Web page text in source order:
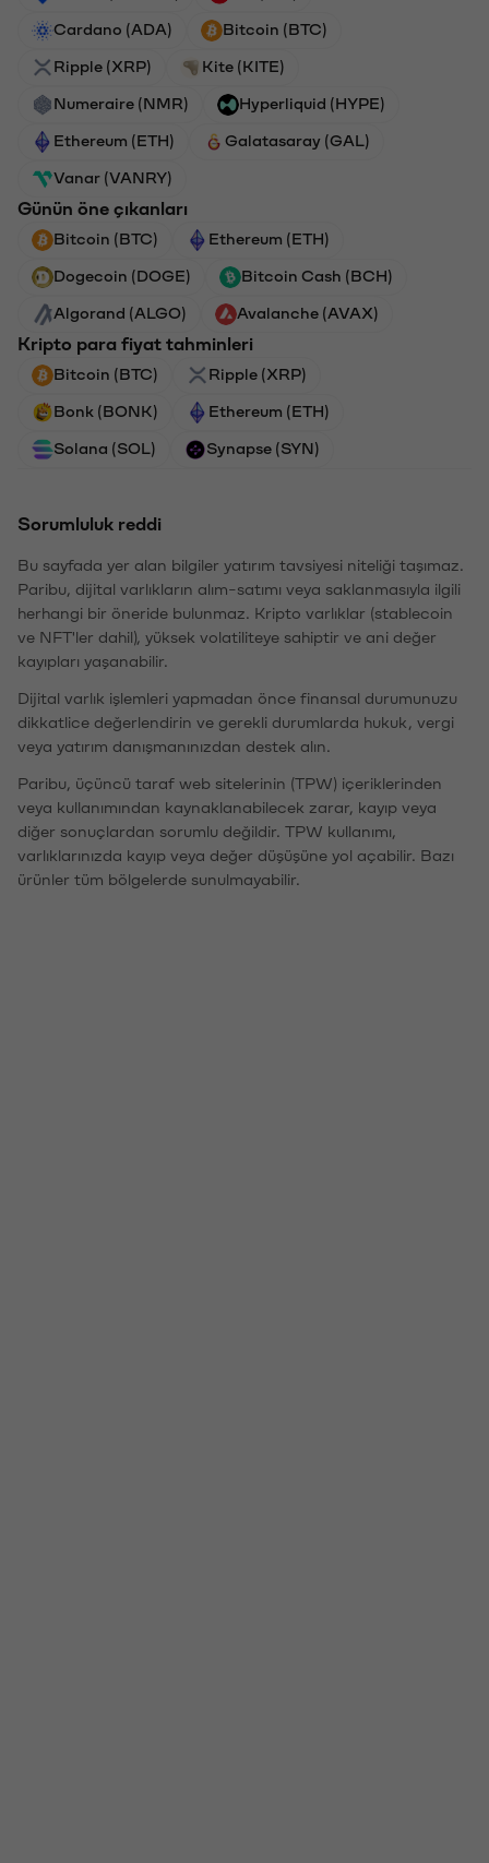
Cardano (ADA) Bitcoin (BTC)
Ripple (XRP) Kite (KITE)
Numeraire (NMR) Hyperliquid (HYPE)
Ethereum (ETH) Galatasaray (GAL)
Vanar (VANRY)
Günün öne çıkanları
Bitcoin (BTC) Ethereum (ETH)
Dogecoin (DOGE) Bitcoin Cash (BCH)
Algorand (ALGO) Avalanche (AVAX)
Kripto para fiyat tahminleri
Bitcoin (BTC) Ripple (XRP)
Bonk (BONK) Ethereum (ETH)
Solana (SOL) Synapse (SYN)
Sorumluluk reddi
Bu sayfada yer alan bilgiler yatırım tavsiyesi niteliği taşımaz.
Paribu, dijital varlıkların alım-satımı veya saklanmasıyla ilgili
herhangi bir öneride bulunmaz. Kripto varlıklar (stablecoin
ve NFT'ler dahil), yüksek volatiliteye sahiptir ve ani değer
kayıpları yaşanabilir.
Dijital varlık işlemleri yapmadan önce finansal durumunuzu
dikkatlice değerlendirin ve gerekli durumlarda hukuk, vergi
veya yatırım danışmanınızdan destek alın.
Paribu, üçüncü taraf web sitelerinin (TPW) içeriklerinden
veya kullanımından kaynaklanabilecek zarar, kayıp veya
diğer sonuçlardan sorumlu değildir. TPW kullanımı,
varlıklarınızda kayıp veya değer düşüşüne yol açabilir. Bazı
ürünler tüm bölgelerde sunulmayabilir.